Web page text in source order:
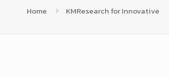
Home KMResearch for Innovative